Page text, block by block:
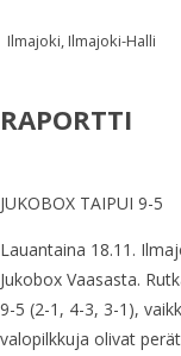
Ilmajoki, Ilmajoki-Halli
RAPORTTI
JUKOBOX TAIPUI 9-5
Lauantaina 18.11.
Jukobox Vaasasta.
9-5 (2-1, 4-3, 3-1),
valopilkkuja olivat